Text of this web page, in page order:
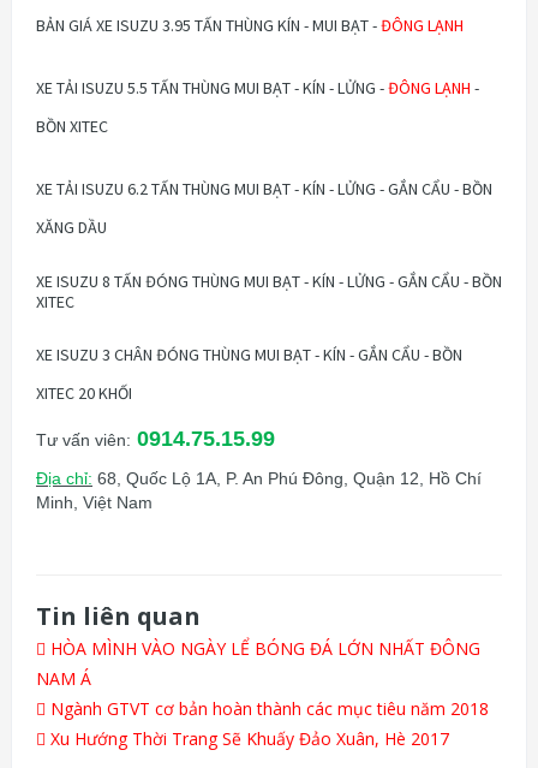
BẢN GIÁ XE ISUZU 3.95 TẤN THÙNG KÍN - MUI BẠT -ĐÔNG LẠNH
XE TẢI ISUZU 5.5 TẤN THÙNG MUI BẠT - KÍN - LỬNG -ĐÔNG LẠNH -
BỒN XITEC
XE TẢI ISUZU 6.2 TẤN THÙNG MUI BẠT - KÍN - LỬNG - GẮN CẨU - BỒN
XĂNG DẦU
XE ISUZU 8 TẤN ĐÓNG THÙNG MUI BẠT - KÍN - LỬNG - GẮN CẨU - BỒN
XITEC
XE ISUZU 3 CHÂN ĐÓNG THÙNG MUI BẠT - KÍN - GẮN CẨU - BỒN
XITEC 20 KHỐI
Tư vấn viên: 0914.75.15.99
Địa chỉ: 68, Quốc Lộ 1A, P. An Phú Đông, Quận 12, Hồ Chí
Minh, Việt Nam
Tin liên quan
HÒA MÌNH VÀO NGÀY LỂ BÓNG ĐÁ LỚN NHẤT ĐÔNG
NAM Á
Ngành GTVT cơ bản hoàn thành các mục tiêu năm 2018
Xu Hướng Thời Trang Sẽ Khuấy Đảo Xuân, Hè 2017